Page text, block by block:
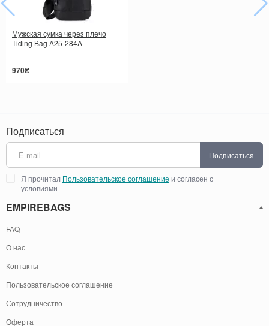
Мужская сумка через плечо
Tiding Bag A25-284A
970₴
Подписаться
Подписаться
Я прочитал Пользовательское соглашение и согласен с
условиями
EMPIREBAGS
FAQ
О нас
Контакты
Пользовательское соглашение
Сотрудничество
Оферта